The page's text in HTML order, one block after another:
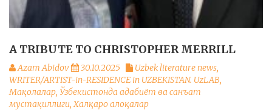
A TRIBUTE TO CHRISTOPHER MERRILL
Azam Abidov 30.10.2025 Uzbek literature news,
WRITER/ARTIST-in-RESIDENCE in UZBEKISTAN. UzLAB,
Мақолалар, Ўзбекистонда адабиёт ва санъат
мустақиллиги,Халқаро алоқалар